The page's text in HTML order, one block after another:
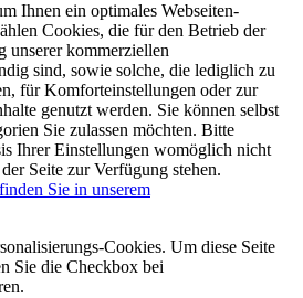
Ihnen ein optimales Webseiten-
Cookies, die für den Betrieb der
unserer kommerziellen
sind, sowie solche, die lediglich zu
für Komforteinstellungen oder zur
genutzt werden. Sie können selbst
Sie zulassen möchten. Bitte
Ihrer Einstellungen womöglich nicht
Seite zur Verfügung stehen.
Sie in unserem
Cookies. Um diese Seite
Sie die Checkbox bei